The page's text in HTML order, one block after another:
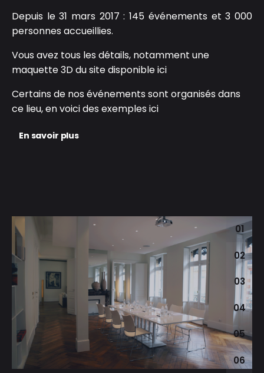
Depuis le 31 mars 2017 : 145 événements et 3 000
personnes accueillies.
Vous avez tous les détails, notamment une
maquette 3D du sitedisponible ici
Certains de nos événements sont organisés dans
ce lieu, en voici des exemples ici
En savoir plus
01
02
03
04
05
06